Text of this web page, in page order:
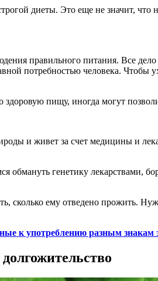
диеты. Это еще не значит,
правильного питания. Все
потребностью человека.
пищу, иногда могут
и живет за счет медицины и
генетику лекарствами,
сколько ему отведено прожить.
к употреблению разным знакам